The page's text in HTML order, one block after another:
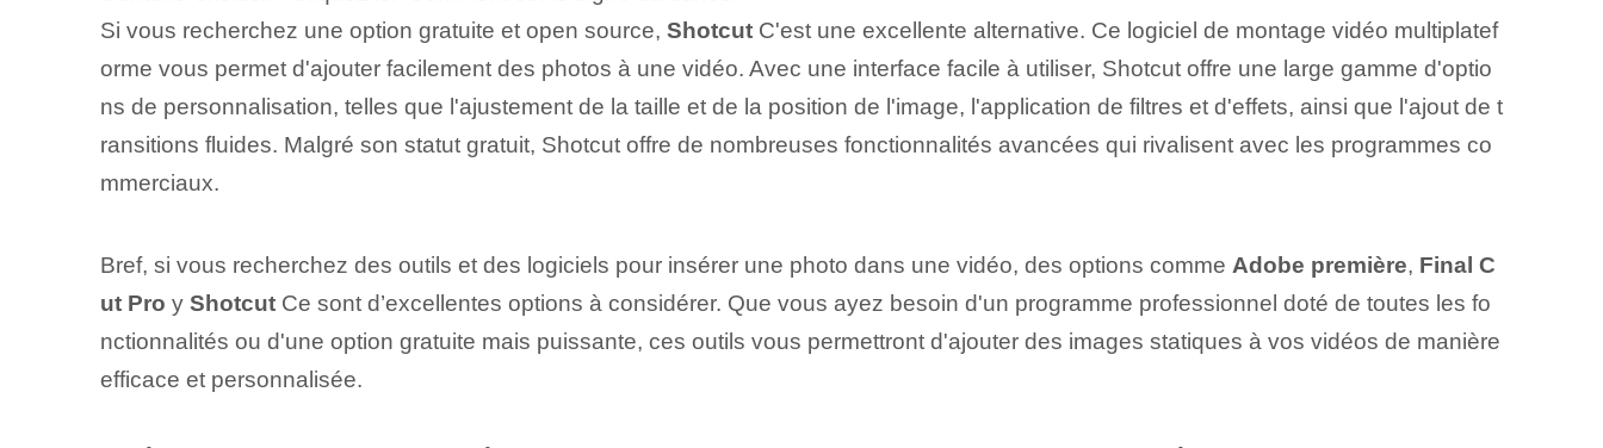
Si vous recherchez une option gratuite et open source, ShotcutC'est une excellente alternative. Ce logiciel de montage vidéo multiplatef
orme vous permet d'ajouter facilement des photos à une vidéo. Avec une interface facile à utiliser, Shotcut offre une large gamme d'optio
ns de personnalisation, telles que l'ajustement de la taille et de la position de l'image, l'application de filtres et d'effets, ainsi que l'ajout de t
ransitions fluides. Malgré son statut gratuit, Shotcut offre de nombreuses fonctionnalités avancées⁤ qui rivalisent avec les programmes co
mmerciaux.
Bref, si vous recherchez des outils et des logiciels pour insérer une photo dans une vidéo, des options comme Adobe première, Final C
ut Pro y ShotcutCe sont d’excellentes options à considérer. Que vous ayez besoin d'un programme professionnel doté de toutes les fo
nctionnalités ou d'une option gratuite mais puissante, ces outils vous permettront d'ajouter des images statiques à vos vidéos de manière
efficace et personnalisée.